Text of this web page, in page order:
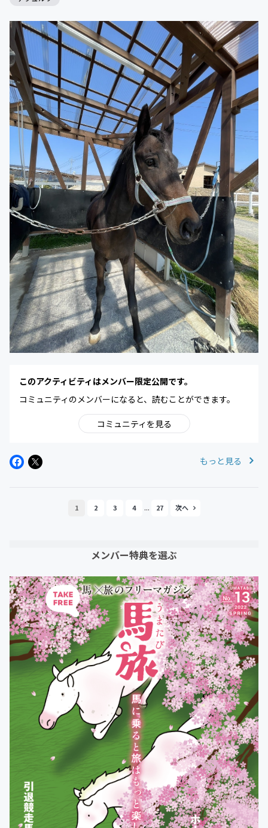
このアクティビティはメンバー限定公開です。
コミュニティのメンバーになると、読むことができます。
コミュニティを見る
もっと見る
1 2 3 4 ... 27
メンバー特典を選ぶ